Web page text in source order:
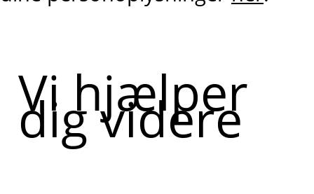
Vi hjælper
dig videre